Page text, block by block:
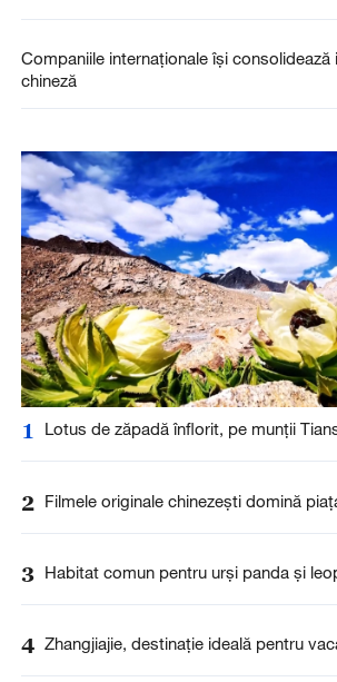
Companiile internaționale își consolidează
chineză
1 Lotus de zăpadă înflorit, pe munții
2 Filmele originale chinezești domină
3 Habitat comun pentru urși panda și
4 Zhangjiajie, destinație ideală pentru